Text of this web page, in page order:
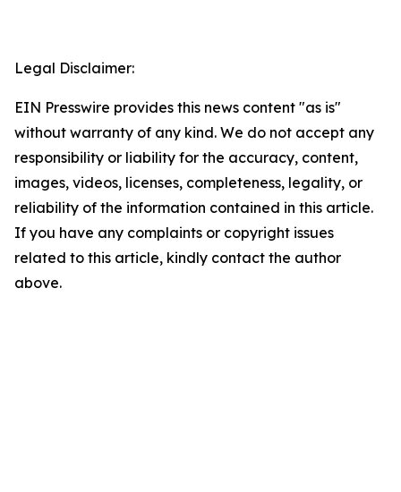
Legal Disclaimer:
EIN Presswire provides this news content "as is"
without warranty of any kind. We do not accept any
responsibility or liability for the accuracy, content,
images, videos, licenses, completeness, legality, or
reliability of the information contained in this article.
If you have any complaints or copyright issues
related to this article, kindly contact the author
above.